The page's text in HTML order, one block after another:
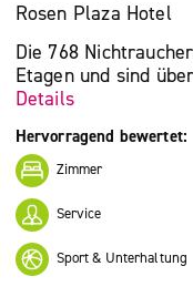
Rosen Plaza Hotel
Die 768
Etagen und sind
Details
Hervorragend bewertet:
Zimmer
Service
Sport & Unterhaltung